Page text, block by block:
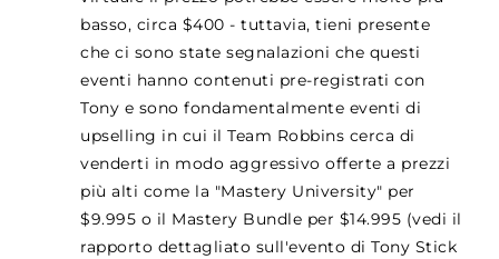
basso, circa $400 - tuttavia, tieni presente
che ci sono state segnalazioni che questi
eventi hanno contenuti pre-registrati con
Tony e sono fondamentalmente eventi di
upselling in cui il Team Robbins cerca di
venderti in modo aggressivo offerte a prezzi
più alti come la "Mastery University" per
$9.995 o il Mastery Bundle per $14.995 (vedi il
rapporto dettagliato sull'evento di Tony Stick